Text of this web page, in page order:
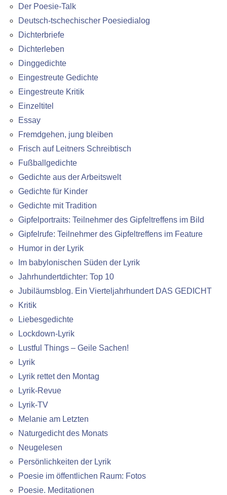
Der Poesie-Talk
Deutsch-tschechischer Poesiedialog
Dichterbriefe
Dichterleben
Dinggedichte
Eingestreute Gedichte
Eingestreute Kritik
Einzeltitel
Essay
Fremdgehen, jung bleiben
Frisch auf Leitners Schreibtisch
Fußballgedichte
Gedichte aus der Arbeitswelt
Gedichte für Kinder
Gedichte mit Tradition
Gipfelportraits: Teilnehmer des Gipfeltreffens im Bild
Gipfelrufe: Teilnehmer des Gipfeltreffens im Feature
Humor in der Lyrik
Im babylonischen Süden der Lyrik
Jahrhundertdichter: Top 10
Jubiläumsblog. Ein Vierteljahrhundert DAS GEDICHT
Kritik
Liebesgedichte
Lockdown-Lyrik
Lustful Things – Geile Sachen!
Lyrik
Lyrik rettet den Montag
Lyrik-Revue
Lyrik-TV
Melanie am Letzten
Naturgedicht des Monats
Neugelesen
Persönlichkeiten der Lyrik
Poesie im öffentlichen Raum: Fotos
Poesie. Meditationen